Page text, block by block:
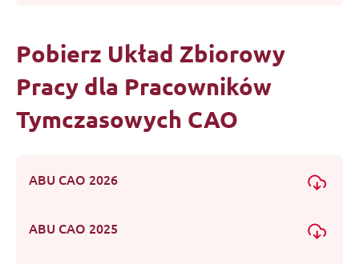
Pobierz Układ Zbiorowy
Pracy dla Pracowników
Tymczasowych CAO
ABU CAO 2026
ABU CAO 2025